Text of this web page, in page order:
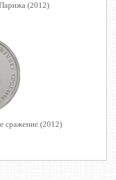
(2012)
сражение (2012)